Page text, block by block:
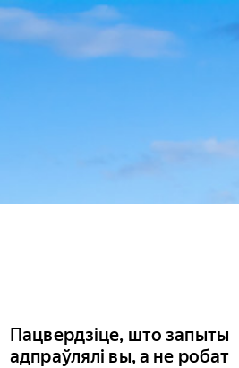
Пацвердзіце, што запыты
адпраўлялі вы, а не робат